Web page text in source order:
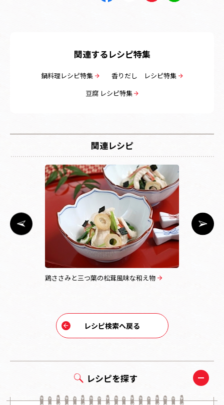
レシピを探す
関連するレシピ特集
鍋料理レシピ特集
香りだし レシピ特集
豆腐 レシピ特集
関連レシピ
鶏ささみと三つ葉の松茸風味な和え物
レシピ検索へ戻る